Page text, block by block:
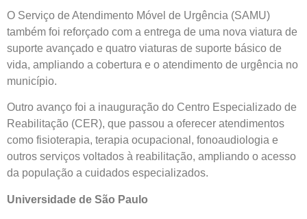
O Serviço de Atendimento Móvel de Urgência (SAMU)
também foi reforçado com a entrega de uma nova viatura de
suporte avançado e quatro viaturas de suporte básico de
vida, ampliando a cobertura e o atendimento de urgência no
município.
Outro avanço foi a inauguração do Centro Especializado de
Reabilitação (CER), que passou a oferecer atendimentos
como fisioterapia, terapia ocupacional, fonoaudiologia e
outros serviços voltados à reabilitação, ampliando o acesso
da população a cuidados especializados.
Universidade de São Paulo